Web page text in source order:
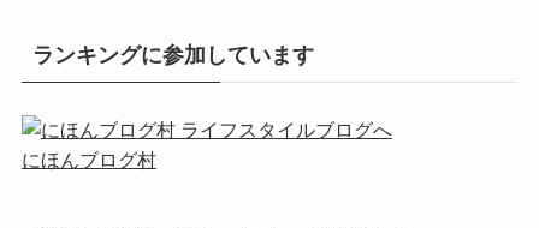
ランキングに参加しています
にほんブログ村